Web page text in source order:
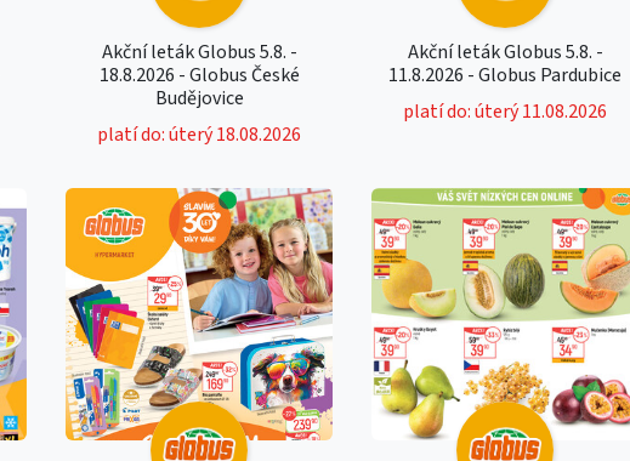
Akční leták Globus 5.8. -
18.8.2026 - Globus České
Budějovice
platí do: úterý 18.08.2026
Akční leták Globus 5.8. -
11.8.2026 - Globus Pardubice
platí do: úterý 11.08.2026